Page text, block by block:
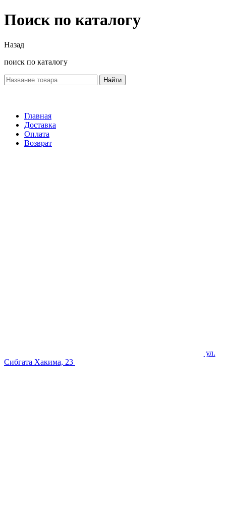
Поиск по каталогу
Назад
поиск по каталогу
Найти
Главная
Доставка
Оплата
Возврат
ул.
Сибгата Хакима, 23